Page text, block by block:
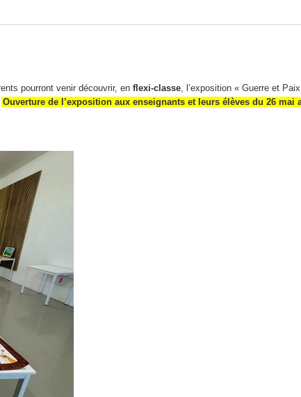
pourront venir découvrir, en flexi-classe , l’exposition « Guerre et
Ouverture de l’exposition aux enseignants et leurs élèves du 26 mai